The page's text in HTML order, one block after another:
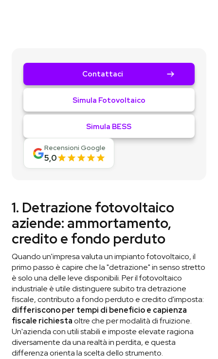
Contattaci
Simula Fotovoltaico
Simula BESS
Recensioni Google
5,0
1. Detrazione fotovoltaico
aziende: ammortamento,
credito e fondo perduto
Quando un'impresa valuta un impianto fotovoltaico, il
primo passo è capire che la "detrazione" in senso stretto
è solo una delle leve disponibili. Per il fotovoltaico
industriale è utile distinguere subito tra detrazione
fiscale, contributo a fondo perduto e credito d'imposta:
differiscono per tempi di beneficio e capienza
fiscale richiestaoltre che per modalità di fruizione.
Un'azienda con utili stabili e imposte elevate ragiona
diversamente da una realtà in perdita, e questa
differenza orienta la scelta dello strumento.